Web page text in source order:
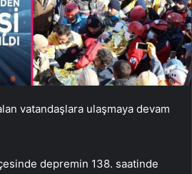
vatandaşlara ulaşmaya devam
depremin 138. saatinde